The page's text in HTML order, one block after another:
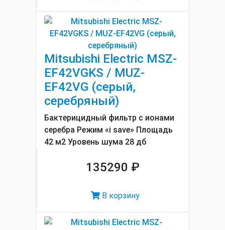
Mitsubishi Electric MSZ-
EF42VGKS / MUZ-
EF42VG (серый,
серебряный)
Бактерицидный фильтр с ионами
серебра Режим «i save» Площадь
42 м2 Уровень шума 28 дб
135290 ₽
В корзину